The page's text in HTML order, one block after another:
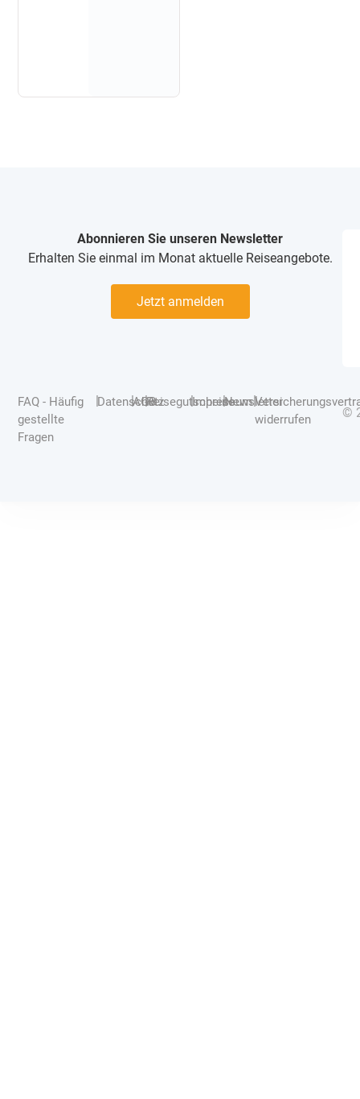
Abonnieren Sie unseren Newsletter
Erhalten Sie einmal im Monat aktuelle Reiseangebote.
Jetzt anmelden
FAQ - Häufig
gestellte
Fragen
|Datenschutz
|AGB
|Reisegutscheine
|Impressum
|Newsletter
|
widerrufen
©